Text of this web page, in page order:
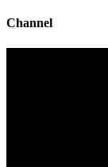
Channel